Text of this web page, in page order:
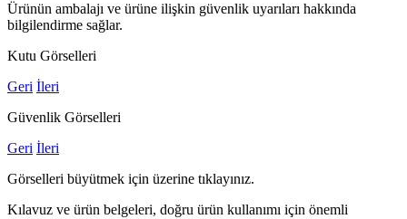
Ürünün ambalajı ve ürüne ilişkin güvenlik uyarıları hakkında
bilgilendirme sağlar.
Kutu Görselleri
Geri İleri
Güvenlik Görselleri
Geri İleri
Görselleri büyütmek için üzerine tıklayınız.
Kılavuz ve ürün belgeleri, doğru ürün kullanımı için önemli